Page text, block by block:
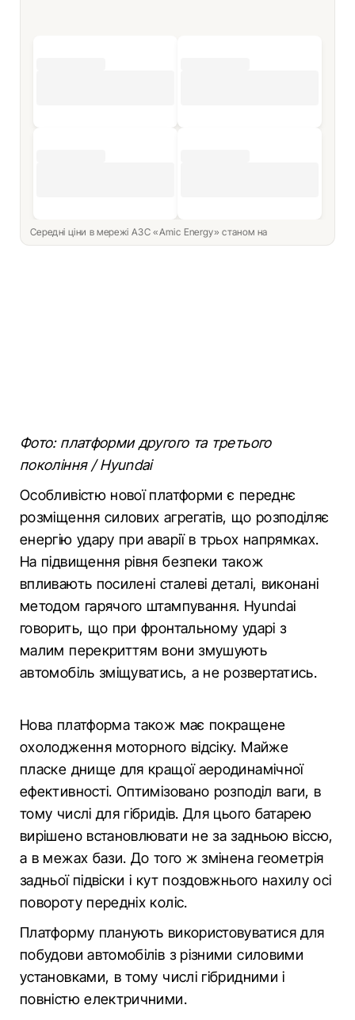
Середні ціни в мережі АЗС «Amic Energy» станом на
Фото: платформи другого та третього
покоління / Hyundai
Особливістю нової платформи є переднє
розміщення силових агрегатів, що розподіляє
енергію удару при аварії в трьох напрямках.
На підвищення рівня безпеки також
впливають посилені сталеві деталі, виконані
методом гарячого штампування. Hyundai
говорить, що при фронтальному ударі з
малим перекриттям вони змушують
автомобіль зміщуватись, а не розвертатись.
Нова платформа також має покращене
охолодження моторного відсіку. Майже
пласке днище для кращої аеродинамічної
ефективності. Оптимізовано розподіл ваги, в
тому числі для гібридів. Для цього батарею
вирішено встановлювати не за задньою віссю,
а в межах бази. До того ж змінена геометрія
задньої підвіски і кут поздовжнього нахилу осі
повороту передніх коліс.
Платформу планують використовуватися для
побудови автомобілів з різними силовими
установками, в тому числі гібридними і
повністю електричними.